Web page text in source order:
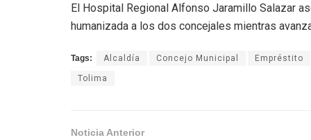
El Hospital Regional Alfonso Jaramillo Salazar
humanizada a los dos concejales mientras
Tags: Alcaldía Concejo Municipal Empréstito
Tolima
Noticia Anterior